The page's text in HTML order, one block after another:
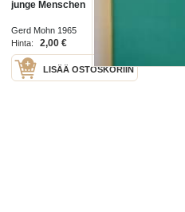
junge Menschen
Gerd Mohn 1965
Hinta:
2,00 €
LISÄÄ OSTOSKORIIN